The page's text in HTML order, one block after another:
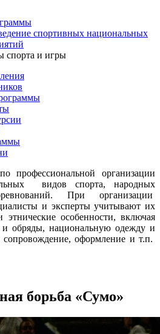
спортивных национальных
спорта и игры
профессиональной организации
видов спорта, народных
При организации
и эксперты учитывают их
особенности, включая
обряды, национальную одежду и
сопровождение, оформление и т.п.
борьба «Сумо»